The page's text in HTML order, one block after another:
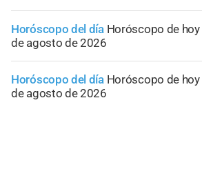
Horóscopo del día Horóscopo de
de agosto de 2026
Horóscopo del día Horóscopo de
de agosto de 2026